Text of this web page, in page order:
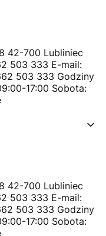
42-700 Lubliniec
503 333 E-mail:
503 333 Godziny
17:00 Sobota:
42-700 Lubliniec
503 333 E-mail:
503 333 Godziny
17:00 Sobota: